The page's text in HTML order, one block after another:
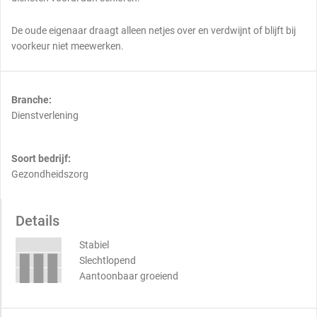
De oude eigenaar draagt alleen netjes over en verdwijnt of blijft bij
voorkeur niet meewerken.
Branche:
Dienstverlening
Soort bedrijf:
Gezondheidszorg
Details
Stabiel
Slechtlopend
Aantoonbaar groeiend